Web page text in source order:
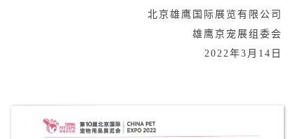
北京雄鹰国际展览有限公司
雄鹰京宠展组委会
2022年3月14日